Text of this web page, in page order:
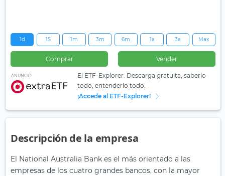
1d 1S 1m 3m 6m 1a 3a Max
Comprar Vender
ANUNCIO
El ETF-Explorer: Descarga gratuita, saberlo
todo, entenderlo todo.
¡Accede al ETF-Explorer!
Descripción de la empresa
El National Australia Bank es el más orientado a las
empresas de los cuatro grandes bancos, con la mayor